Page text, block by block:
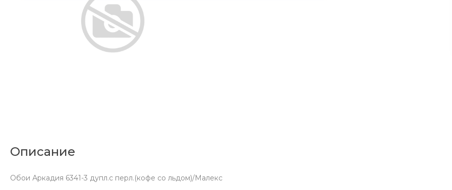
Описание
Обои Аркадия 6341-3 дупл.с перл.(кофе со льдом)/Малекс